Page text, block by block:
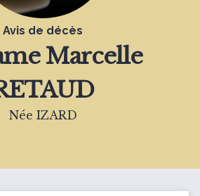
Avis de décès
Marcelle
Née IZARD